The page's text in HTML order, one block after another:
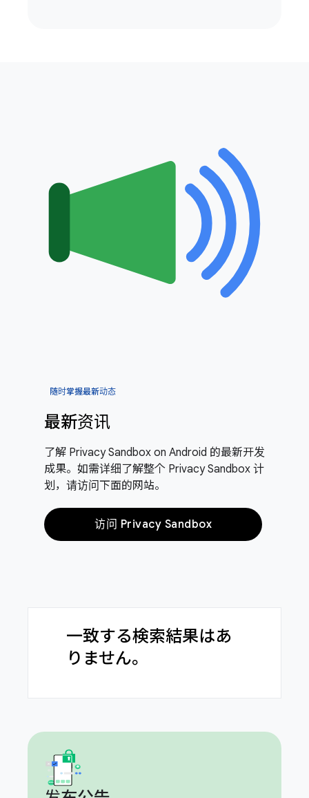
随时掌握最新动态
最新资讯
了解 Privacy Sandbox on Android 的最新开发
成果。如需详细了解整个 Privacy Sandbox 计
划，请访问下面的网站。
访问 Privacy Sandbox
一致する検索結果はあ
りません。